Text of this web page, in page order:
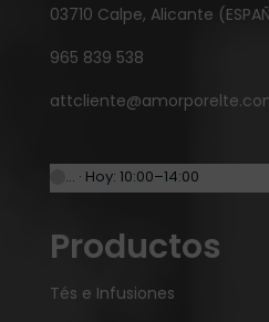
03710 Calpe, Alicante
965 839 538
… · Hoy: 10:00–14:00
Productos
Tés e Infusiones